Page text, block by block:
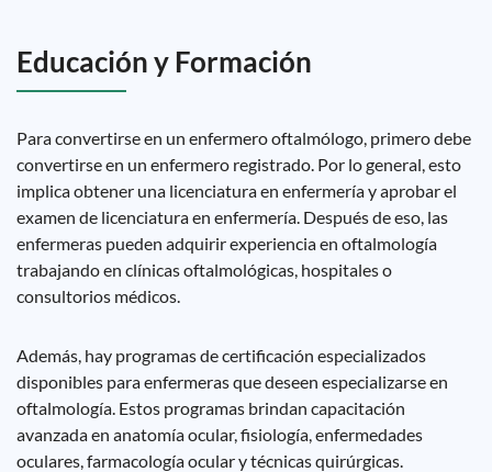
Educación y Formación
Para convertirse en un enfermero oftalmólogo, primero debe
convertirse en un enfermero registrado. Por lo general, esto
implica obtener una licenciatura en enfermería y aprobar el
examen de licenciatura en enfermería. Después de eso, las
enfermeras pueden adquirir experiencia en oftalmología
trabajando en clínicas oftalmológicas, hospitales o
consultorios médicos.
Además, hay programas de certificación especializados
disponibles para enfermeras que deseen especializarse en
oftalmología. Estos programas brindan capacitación
avanzada en anatomía ocular, fisiología, enfermedades
oculares, farmacología ocular y técnicas quirúrgicas.